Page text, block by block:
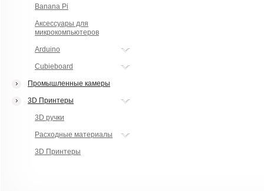
Banana Pi
Аксессуары для
микрокомпьютеров
Arduino
Cubieboard
Промышленные камеры
3D Принтеры
3D ручки
Расходные материалы
3D Принтеры